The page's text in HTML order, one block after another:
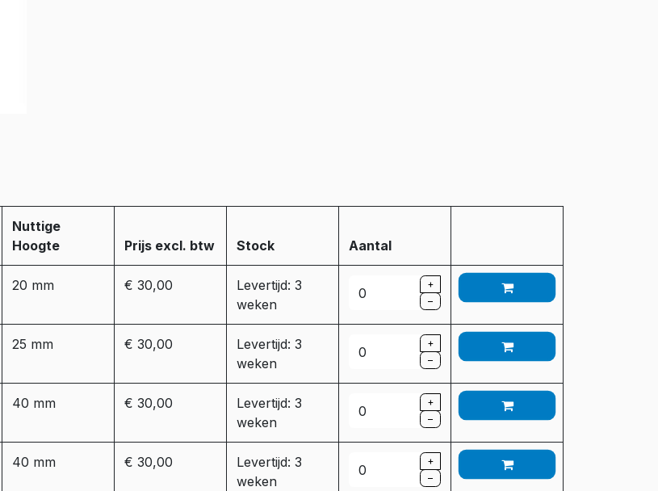
Nuttige
Hoogte
Prijs excl. btw Stock Aantal
20 mm € 30,00
Levertijd: 3
weken
+
–
25 mm € 30,00
Levertijd: 3
weken
+
–
40 mm € 30,00
Levertijd: 3
weken
+
–
40 mm € 30,00
Levertijd: 3
weken
+
–